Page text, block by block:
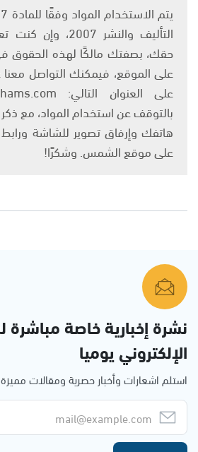
التأليف والنشر
حقك، بصفتك مالكًا لهذه الحقوق
على الموقع، فيمكنك التواصل معنا
بالتوقف عن استخدام المواد، مع
هاتفك وإرفاق تصوير للشاشة
على موقع الشمس. وشكرًا!
نشرة إخبارية خاصة مباشرة
الإلكتروني يوميا
استلم اشعارات وأخبار حصرية ومقالات